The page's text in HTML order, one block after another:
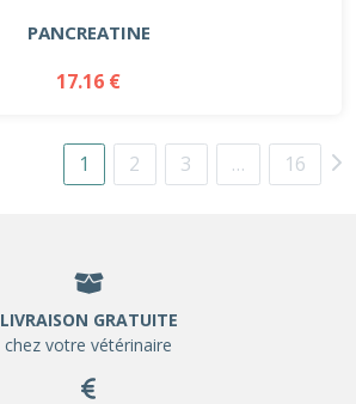
PANCREATINE
17.16 €
1 2 3 … 16
LIVRAISON GRATUITE
chez votre vétérinaire